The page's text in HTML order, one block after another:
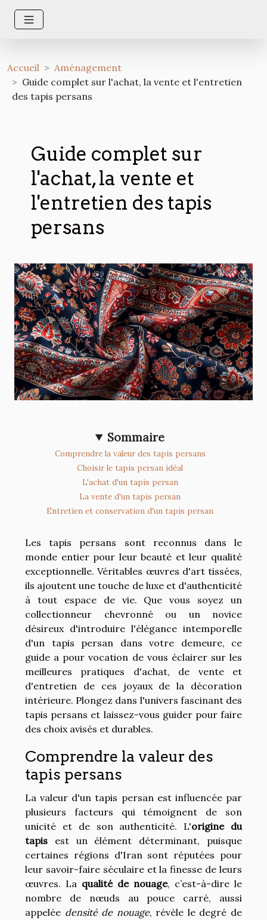
Accueil
Aménagement
Guide complet sur l'achat, la vente et l'entretien
des tapis persans
Guide complet sur
l'achat, la vente et
l'entretien des tapis
persans
Sommaire
Comprendre la valeur des tapis persans
Choisir le tapis persan idéal
L'achat d'un tapis persan
La vente d'un tapis persan
Entretien et conservation d'un tapis persan
Les tapis persans sont reconnus dans le
monde entier pour leur beauté et leur qualité
exceptionnelle. Véritables œuvres d'art tissées,
ils ajoutent une touche de luxe et d'authenticité
à tout espace de vie. Que vous soyez un
collectionneur chevronné ou un novice
désireux d'introduire l'élégance intemporelle
d'un tapis persan dans votre demeure, ce
guide a pour vocation de vous éclairer sur les
meilleures pratiques d'achat, de vente et
d'entretien de ces joyaux de la décoration
intérieure. Plongez dans l'univers fascinant des
tapis persans et laissez-vous guider pour faire
des choix avisés et durables.
Comprendre la valeur des
tapis persans
La valeur d'un tapis persan est influencée par
plusieurs facteurs qui témoignent de son
unicité et de son authenticité. L'origine du
tapis est un élément déterminant, puisque
certaines régions d'Iran sont réputées pour
leur savoir-faire séculaire et la finesse de leurs
œuvres. La qualité de nouage, c’est-à-dire le
nombre de nœuds au pouce carré, aussi
appelée densité de nouage, révèle le degré de